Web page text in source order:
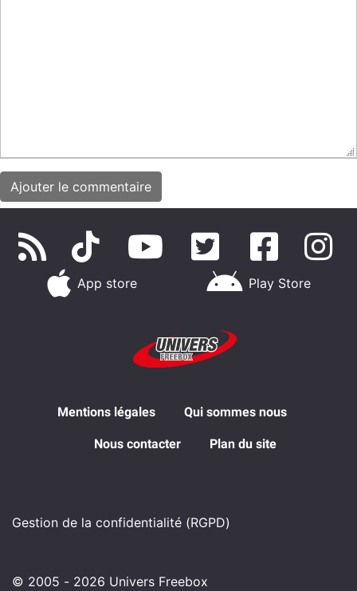
App store Play Store
Mentions légales Qui sommes nous
Nous contacter Plan du site
Gestion de la confidentialité (RGPD)
© 2005 - 2026 Univers Freebox